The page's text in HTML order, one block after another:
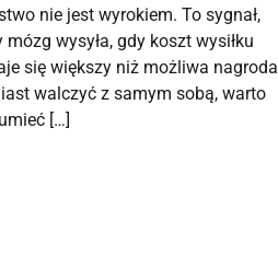
nie jest wyrokiem. To sygnał,
mózg wysyła, gdy koszt wysiłku
się większy niż możliwa
walczyć z samym sobą, warto
[…]